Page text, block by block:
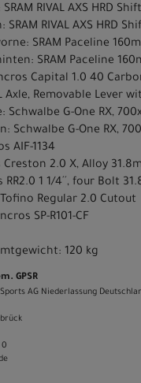
RIVAL AXS HRD
RIVAL AXS HRD
SRAM Paceline
SRAM Paceline
Capital 1.0 40
Axle, Removable Lever
Schwalbe G-One RX,
Schwalbe G-One RX,
AIF-1134
Creston 2.0 X, Alloy
1 1/4´´, four Bolt
Regular 2.0 Cutout
SP-R101-CF
120 kg
GPSR
AG Niederlassung
0